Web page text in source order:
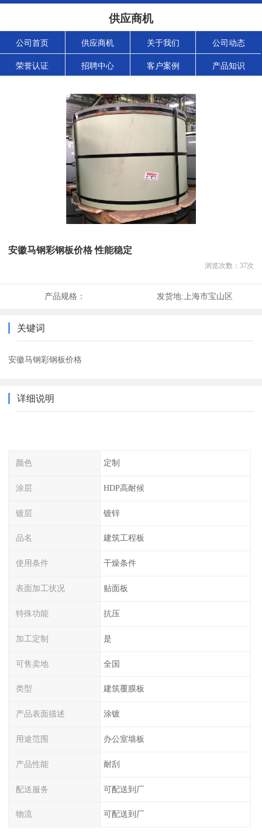
供应商机
公司首页 供应商机 关于我们 公司动态
荣誉认证 招聘中心 客户案例 产品知识
安徽马钢彩钢板价格 性能稳定
浏览次数： 37次
产品规格： 发货地: 上海市宝山区
关键词
安徽马钢彩钢板价格
详细说明
颜色 定制
涂层 HDP高耐候
镀层 镀锌
品名 建筑工程板
使用条件 干燥条件
表面加工状况 贴面板
特殊功能 抗压
加工定制 是
可售卖地 全国
类型 建筑覆膜板
产品表面描述 涂镀
用途范围 办公室墙板
产品性能 耐刮
配送服务 可配送到厂
物流 可配送到厂